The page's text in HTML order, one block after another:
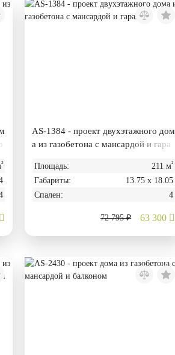
²
AS-1384 - проект двухэтажного дом
а из газобетона с мансардой и гара
Площадь: 211 м²
Габариты:
13.75 х 18.05
Спален:
4
72 795 ₽ 63 300